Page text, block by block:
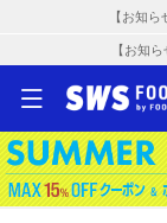
【お知
【お知